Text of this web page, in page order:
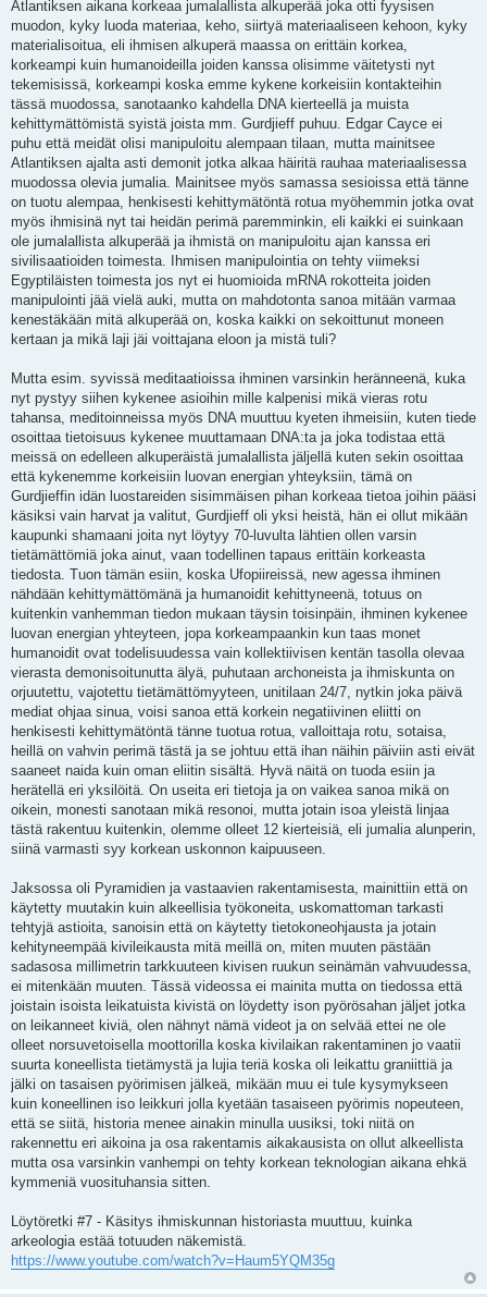
Atlantiksen aikana korkeaa jumalallista alkuperää joka otti fyysisen
muodon, kyky luoda materiaa, keho, siirtyä materiaaliseen kehoon, kyky
materialisoitua, eli ihmisen alkuperä maassa on erittäin korkea,
korkeampi kuin humanoideilla joiden kanssa olisimme väitetysti nyt
tekemisissä, korkeampi koska emme kykene korkeisiin kontakteihin
tässä muodossa, sanotaanko kahdella DNA kierteellä ja muista
kehittymättömistä syistä joista mm. Gurdjieff puhuu. Edgar Cayce ei
puhu että meidät olisi manipuloitu alempaan tilaan, mutta mainitsee
Atlantiksen ajalta asti demonit jotka alkaa häiritä rauhaa materiaalisessa
muodossa olevia jumalia. Mainitsee myös samassa sesioissa että tänne
on tuotu alempaa, henkisesti kehittymätöntä rotua myöhemmin jotka ovat
myös ihmisinä nyt tai heidän perimä paremminkin, eli kaikki ei suinkaan
ole jumalallista alkuperää ja ihmistä on manipuloitu ajan kanssa eri
sivilisaatioiden toimesta. Ihmisen manipulointia on tehty viimeksi
Egyptiläisten toimesta jos nyt ei huomioida mRNA rokotteita joiden
manipulointi jää vielä auki, mutta on mahdotonta sanoa mitään varmaa
kenestäkään mitä alkuperää on, koska kaikki on sekoittunut moneen
kertaan ja mikä laji jäi voittajana eloon ja mistä tuli?
Mutta esim. syvissä meditaatioissa ihminen varsinkin heränneenä, kuka
nyt pystyy siihen kykenee asioihin mille kalpenisi mikä vieras rotu
tahansa, meditoinneissa myös DNA muuttuu kyeten ihmeisiin, kuten tiede
osoittaa tietoisuus kykenee muuttamaan DNA:ta ja joka todistaa että
meissä on edelleen alkuperäistä jumalallista jäljellä kuten sekin osoittaa
että kykenemme korkeisiin luovan energian yhteyksiin, tämä on
Gurdjieffin idän luostareiden sisimmäisen pihan korkeaa tietoa joihin pääsi
käsiksi vain harvat ja valitut, Gurdjieff oli yksi heistä, hän ei ollut mikään
kaupunki shamaani joita nyt löytyy 70-luvulta lähtien ollen varsin
tietämättömiä joka ainut, vaan todellinen tapaus erittäin korkeasta
tiedosta. Tuon tämän esiin, koska Ufopiireissä, new agessa ihminen
nähdään kehittymättömänä ja humanoidit kehittyneenä, totuus on
kuitenkin vanhemman tiedon mukaan täysin toisinpäin, ihminen kykenee
luovan energian yhteyteen, jopa korkeampaankin kun taas monet
humanoidit ovat todelisuudessa vain kollektiivisen kentän tasolla olevaa
vierasta demonisoitunutta älyä, puhutaan archoneista ja ihmiskunta on
orjuutettu, vajotettu tietämättömyyteen, unitilaan 24/7, nytkin joka päivä
mediat ohjaa sinua, voisi sanoa että korkein negatiivinen eliitti on
henkisesti kehittymätöntä tänne tuotua rotua, valloittaja rotu, sotaisa,
heillä on vahvin perimä tästä ja se johtuu että ihan näihin päiviin asti eivät
saaneet naida kuin oman eliitin sisältä. Hyvä näitä on tuoda esiin ja
herätellä eri yksilöitä. On useita eri tietoja ja on vaikea sanoa mikä on
oikein, monesti sanotaan mikä resonoi, mutta jotain isoa yleistä linjaa
tästä rakentuu kuitenkin, olemme olleet 12 kierteisiä, eli jumalia alunperin,
siinä varmasti syy korkean uskonnon kaipuuseen.
Jaksossa oli Pyramidien ja vastaavien rakentamisesta, mainittiin että on
käytetty muutakin kuin alkeellisia työkoneita, uskomattoman tarkasti
tehtyjä astioita, sanoisin että on käytetty tietokoneohjausta ja jotain
kehityneempää kivileikausta mitä meillä on, miten muuten pästään
sadasosa millimetrin tarkkuuteen kivisen ruukun seinämän vahvuudessa,
ei mitenkään muuten. Tässä videossa ei mainita mutta on tiedossa että
joistain isoista leikatuista kivistä on löydetty ison pyörösahan jäljet jotka
on leikanneet kiviä, olen nähnyt nämä videot ja on selvää ettei ne ole
olleet norsuvetoisella moottorilla koska kivilaikan rakentaminen jo vaatii
suurta koneellista tietämystä ja lujia teriä koska oli leikattu graniittiä ja
jälki on tasaisen pyörimisen jälkeä, mikään muu ei tule kysymykseen
kuin koneellinen iso leikkuri jolla kyetään tasaiseen pyörimis nopeuteen,
että se siitä, historia menee ainakin minulla uusiksi, toki niitä on
rakennettu eri aikoina ja osa rakentamis aikakausista on ollut alkeellista
mutta osa varsinkin vanhempi on tehty korkean teknologian aikana ehkä
kymmeniä vuosituhansia sitten.
Löytöretki #7 - Käsitys ihmiskunnan historiasta muuttuu, kuinka
arkeologia estää totuuden näkemistä.
https://www.youtube.com/watch?v=Haum5YQM35g